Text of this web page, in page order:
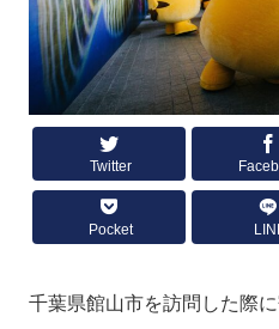
Twitter
Pocket
千葉県館山市を訪問した際に